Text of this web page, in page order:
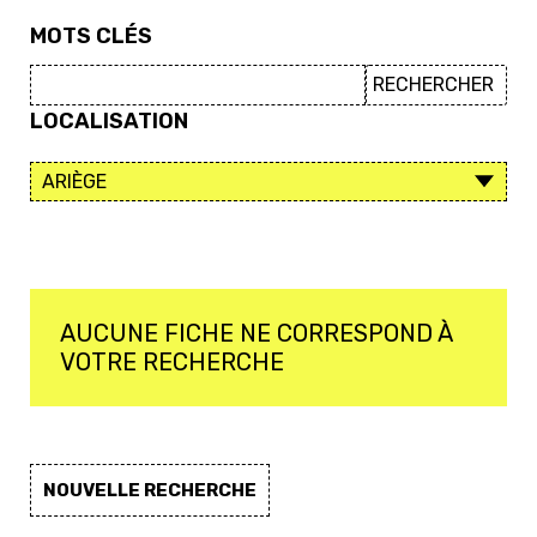
MOTS CLÉS
LOCALISATION
AUCUNE FICHE NE CORRESPOND À
VOTRE RECHERCHE
NOUVELLE RECHERCHE